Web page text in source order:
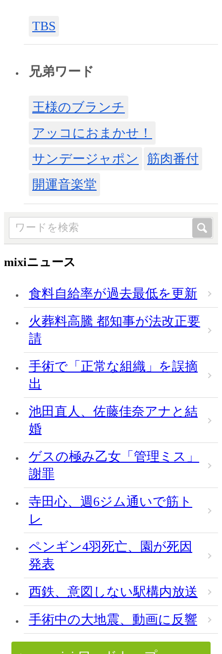
TBS
兄弟ワード
王様のブランチ
アッコにおまかせ！
サンデージャポン
筋肉番付
開運音楽堂
mixiニュース
食料自給率が過去最低を更新
火葬料高騰 都知事が法改正要
請
手術で「正常な組織」を誤摘
出
池田直人、佐藤佳奈アナと結
婚
ゲスの極み乙女「管理ミス」
謝罪
寺田心、週6ジム通いで筋ト
レ
ペンギン4羽死亡、園が死因
発表
西鉄、意図しない駅構内放送
手術中の大地震、動画に反響